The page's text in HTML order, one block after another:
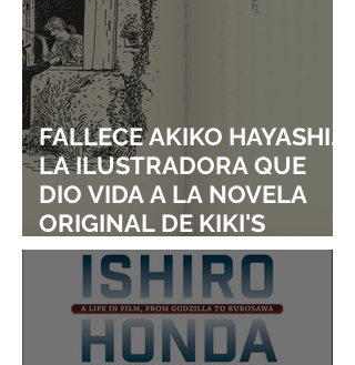
FALLECE AKIKO HAYASHI,
LA ILUSTRADORA QUE
DIO VIDA A LA NOVELA
ORIGINAL DE KIKI'S
DELIVERY SERVICE